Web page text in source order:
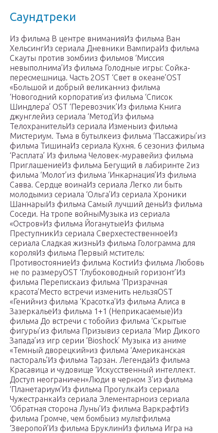
Саундтреки
Из фильма В центре вниманияИз фильма Ван
ХельсингИз сериала Дневники ВампираИз фильма
Скауты против зомбииз фильмов ‘Миссия
невыполнима’Из фильма Голодные игры: Сойка-
пересмешница. Часть 2OST ‘Свет в океане’OST
«Большой и добрый великан»из фильма
‘Новогодний корпоратив’из фильма ‘Список
Шиндлера’ OST ‘Перевозчик’Из фильма Книга
джунглейиз сериала ‘Метод’Из фильма
ТелохранительИз сериала Изменыиз фильма
Мистериум. Тьма в бутылкеиз фильма ‘Пассажиры’из
фильма ТишинаИз сериала Кухня. 6 сезониз фильма
‘Расплата’ Из фильма Человек-муравейиз фильма
ПриглашениеИз фильма Бегущий в лабиринте 2из
фильма ‘Молот’из фильма ‘Инкарнация’Из фильма
Савва. Сердце воинаИз сериала Легко ли быть
молодымиз сериала ‘Ольга’Из сериала Хроники
ШаннарыИз фильма Самый лучший деньИз фильма
Соседи. На тропе войныМузыка из сериала
«Остров»Из фильма ЙоганутыеИз фильма
ПреступникИз сериала СверхестественноеИз
сериала Сладкая жизньИз фильма Голограмма для
короляИз фильма Первый мститель:
ПротивостояниеИз фильма КостиИз фильма Любовь
не по размеруOST ‘Глубоководный горизонт’Из
фильма Перепискаиз фильма ‘Призрачная
красота’Место встречи изменить нельзяOST
«Гений»из фильма ‘Красотка’Из фильма Алиса в
ЗазеркальеИз фильма 1+1 (Неприкасаемые)Из
фильма До встречи с тобойиз фильма ‘Скрытые
фигуры’из фильма Призывиз сериала ‘Мир Дикого
Запада’из игр серии ‘Bioshock’ Музыка из аниме
«Темный дворецкий»из фильма ‘Американская
пастораль’Из фильма Тарзан. ЛегендаИз фильма
Красавица и чудовище ‘Искусственный интеллект.
Доступ неограничен»Люди в черном 3’из фильма
‘Планетариум’Из фильма ПрогулкаИз сериала
ЧужестранкаИз сериала Элементарноиз сериала
‘Обратная сторона Луны’Из фильма ВаркрафтИз
фильма Громче, чем бомбыиз мультфильма
‘Зверопой’Из фильма БруклинИз фильма Игра на